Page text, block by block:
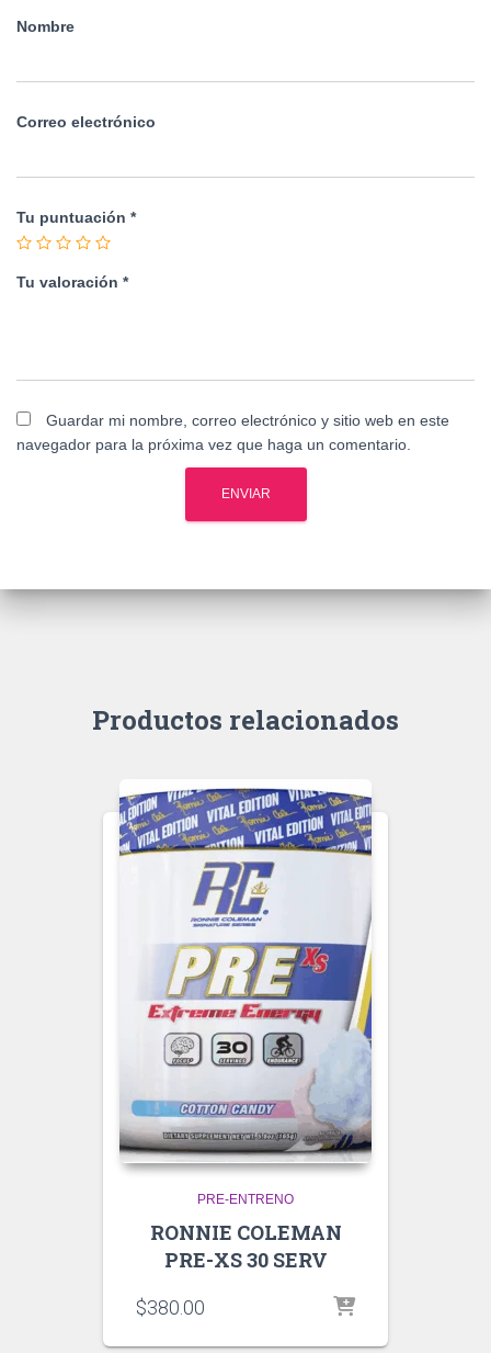
Nombre
Correo electrónico
Tu puntuación *
Tu valoración *
Guardar mi nombre, correo electrónico y sitio web en este
navegador para la próxima vez que haga un comentario.
Productos relacionados
PRE-ENTRENO
RONNIE COLEMAN
PRE-XS 30 SERV
$380.00